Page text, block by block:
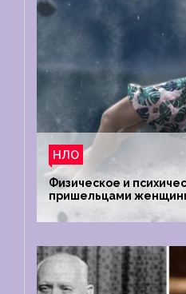
НЛО
Физическое и
пришельцами